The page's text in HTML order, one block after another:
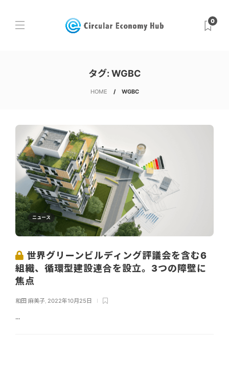
0
タグ: WGBC
HOME WGBC
ニュース
世界グリーンビルディング評議会を含む6
組織、循環型建設連合を設立。3つの障壁に
焦点
和田 麻美子, 2022年10月25日
...